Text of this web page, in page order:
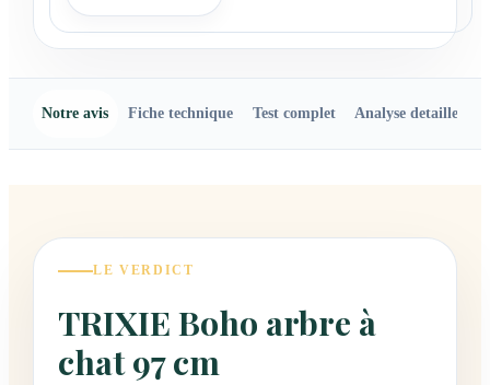
Notre avis Fiche technique Test complet Analyse detaillee
LE VERDICT
TRIXIE Boho arbre à
chat 97 cm